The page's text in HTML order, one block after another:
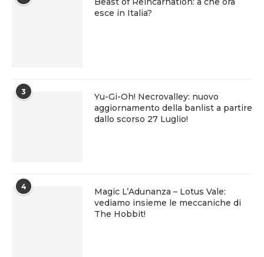
esce in Italia?
3
Yu-Gi-Oh! Necrovalley: nuovo
aggiornamento della banlist a partire
dallo scorso 27 Luglio!
4
Magic L’Adunanza – Lotus Vale:
vediamo insieme le meccaniche di
The Hobbit!